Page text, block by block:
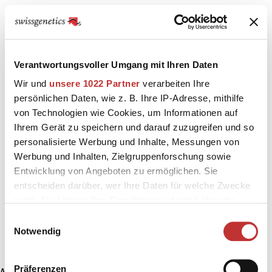
Verantwortungsvoller Umgang mit Ihren Daten
Wir und unsere 1022 Partner verarbeiten Ihre
persönlichen Daten, wie z. B. Ihre IP-Adresse, mithilfe
von Technologien wie Cookies, um Informationen auf
Ihrem Gerät zu speichern und darauf zuzugreifen und so
personalisierte Werbung und Inhalte, Messungen von
Werbung und Inhalten, Zielgruppenforschung sowie
Entwicklung von Angeboten zu ermöglichen. Sie
entscheiden darüber, wer Ihre Daten für welche Zwecke
Trigger Symbol ändern oder widerrufen
Notwendig
Präferenzen